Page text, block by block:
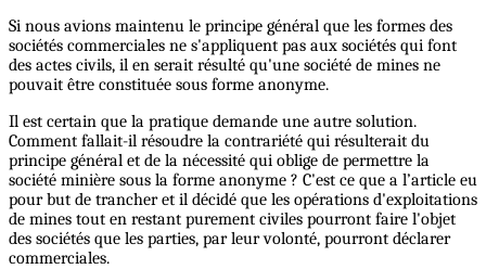
Si nous avions maintenu le principe général que les formes des
sociétés commerciales ne s'appliquent pas aux sociétés qui font
des actes civils, il en serait résulté qu'une société de mines ne
pouvait être constituée sous forme anonyme.
Il est certain que la pratique demande une autre solution.
Comment fallait-il résoudre la contrariété qui résulterait du
principe général et de la nécessité qui oblige de permettre la
société minière sous la forme anonyme ? C'est ce que a l’article eu
pour but de trancher et il décidé que les opérations d'exploitations
de mines tout en restant purement civiles pourront faire l'objet
des sociétés que les parties, par leur volonté, pourront déclarer
commerciales.